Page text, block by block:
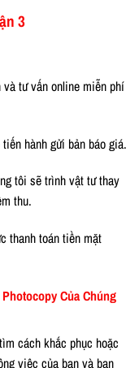
3
tư vấn online miễn phí
hành gửi bản báo giá.
tôi sẽ trình vật tư thay
thu.
thanh toán tiền mặt
Của Chúng
cách khắc phục hoặc
việc của bạn và bạn